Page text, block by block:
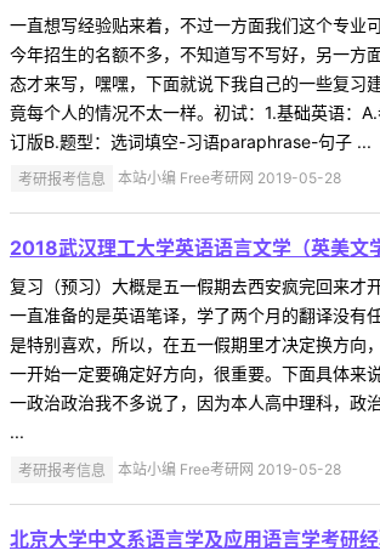
一直想写经验贴来着，不过一方面我们这个专业
今年招生的名额不多，不知道写不写好，另一方
态才来写，嘿嘿，下面就说下我自己的一些复习
竟每个人的情况不太一样。初试：1.基础英语：
订版B.题型：选词填空-习语paraphrase-句子 ...
考研报考信息 本站小编 Free考研网 2019-05-28
2018武汉理工大学英语语言文学（英美文
复习（预习）大概是五一假期去西安疯完回来才
一直准备的是英语笔译，学了两个月的翻译没有
是特别喜欢，所以，在五一假期里才决定换方向
一开始一定要确定好方向，很重要。下面具体来
一政治政治我不多说了，因为本人高中理科，政
...
考研报考信息 本站小编 Free考研网 2019-05-28
北京大学中文系语言学及应用语言学考研